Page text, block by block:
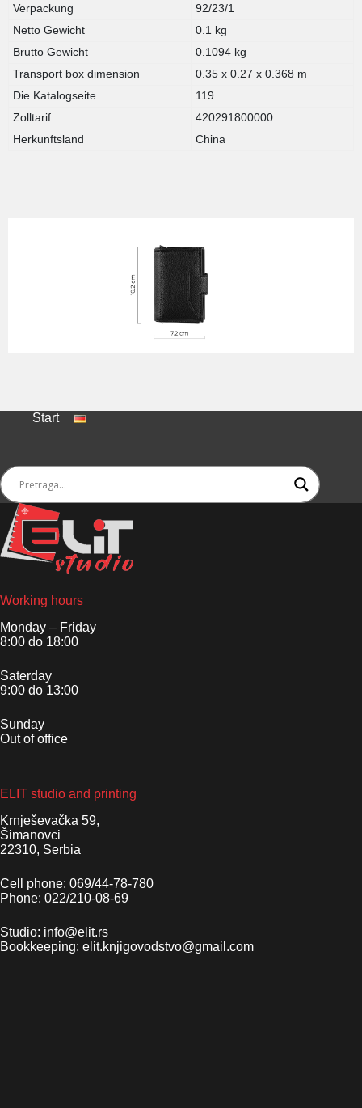
Verpackung
92/23/1
Netto Gewicht
0.1 kg
Brutto Gewicht
0.1094 kg
Transport box dimension
0.35 x 0.27 x 0.368 m
Die Katalogseite
119
Zolltarif
420291800000
Herkunftsland
China
Start
Working hours
Monday – Friday
8:00 do 18:00
Saterday
9:00 do 13:00
Sunday
Out of office
ELIT studio and printing
Krnješevačka 59,
Šimanovci
22310, Serbia
Cell phone: 069/44-78-780
Phone: 022/210-08-69
Studio: info@elit.rs
Bookkeeping: elit.knjigovodstvo@gmail.com